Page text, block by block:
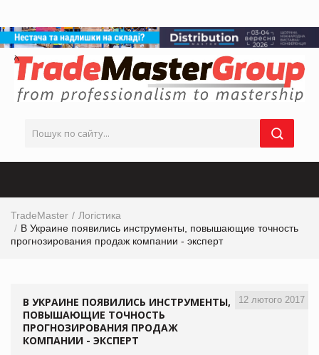
TradeMaster
Логістика
В Украине появились инструменты, повышающие точность
прогнозирования продаж компании - эксперт
12 лютого 2017
В УКРАИНЕ ПОЯВИЛИСЬ ИНСТРУМЕНТЫ,
ПОВЫШАЮЩИЕ ТОЧНОСТЬ
ПРОГНОЗИРОВАНИЯ ПРОДАЖ
КОМПАНИИ - ЭКСПЕРТ